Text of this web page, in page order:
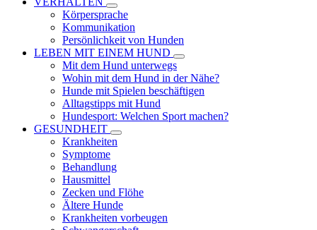
Körpersprache
Kommunikation
Persönlichkeit von Hunden
LEBEN MIT EINEM HUND
Mit dem Hund unterwegs
Wohin mit dem Hund in der Nähe?
Hunde mit Spielen beschäftigen
Alltagstipps mit Hund
Hundesport: Welchen Sport machen?
GESUNDHEIT
Krankheiten
Symptome
Behandlung
Hausmittel
Zecken und Flöhe
Ältere Hunde
Krankheiten vorbeugen